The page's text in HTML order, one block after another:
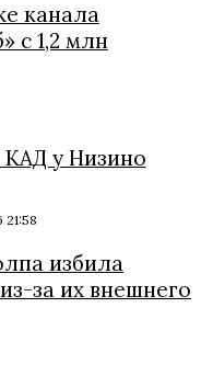
канала
с 1,2 млн
КАД у Низино
избила
за их внешнего